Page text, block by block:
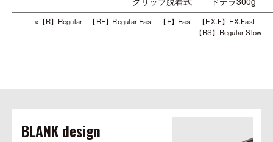
※【R】Regular 【RF】Regular Fast 【F】Fast 【EX.F】EX.Fast
【RS】Regular Slow
BLANK design